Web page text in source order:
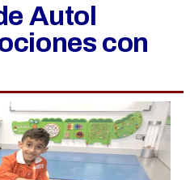
Autol
con